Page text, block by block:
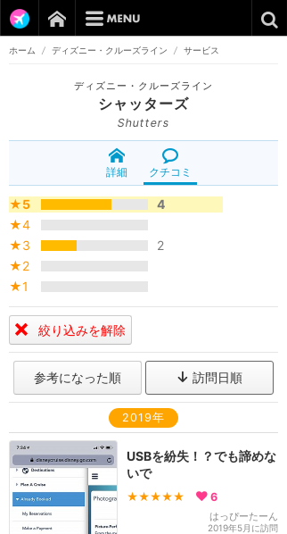
ホーム / ディズニー・クルーズライン / サービス
ディズニー・クルーズライン
シャッターズ
Shutters
詳細 クチコミ
★5
4
★4
★3
2
★2
★1
絞り込みを解除
参考になった順 訪問日順
2019年
USBを紛失！？でも諦めな
いで
★★★★★ 6
はっぴーたーん
2019年5月に訪問